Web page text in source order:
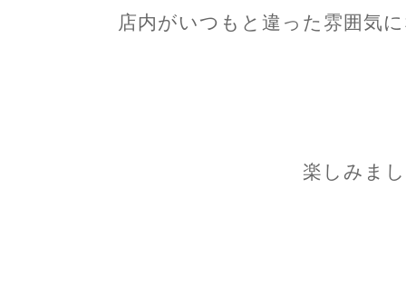
店内がいつもと違った雰囲気
楽しみま